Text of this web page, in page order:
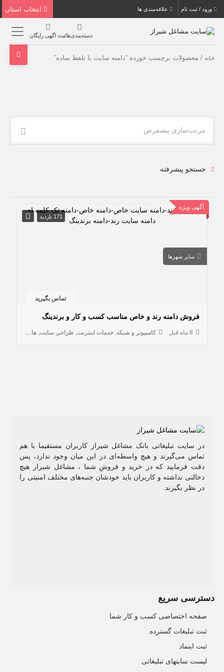
ورود / ثبت نام علاقه‌مندی ها
دسته‌بندی‌هاثبت اگهی رایگان
خانه / محصولات برچسب خورده “دامنه سایت با تلفظ ساده”
مرتب‌سازی پیشفرض
جستجو پیشرفته
آگهی ویژه
171 بازدید
سایر شهرها
تماس بگیرید
فروش دامنه رند و خاص مناسب کسب و کار و برندینگ
8 ماه قبل کامپیوتر و شبکه خدمات اینترنت طراحی سایت هاستینگ و دامنه
در سایت تبلیغاتی بانک مشاغل شیراز کاربران مستقیما با هم
تماس می‌گیرند و هیچ واسطه‌ای در این میان وجود ندارد، پس
دقت فرمایید که در خرید و فروشِ شما ، مشاغل شیراز هیچ
دخالتی نداشته و کاربران باید خودشان جنبه‌های مختلف امنیتی را
در نظر بگیرند.
دسترسی سریع
صفحه اختصاصی کسب و کار شما
ثبت تبلیغات گسترده
ثبت اینماد
لیست سایتهای تبلیغاتی